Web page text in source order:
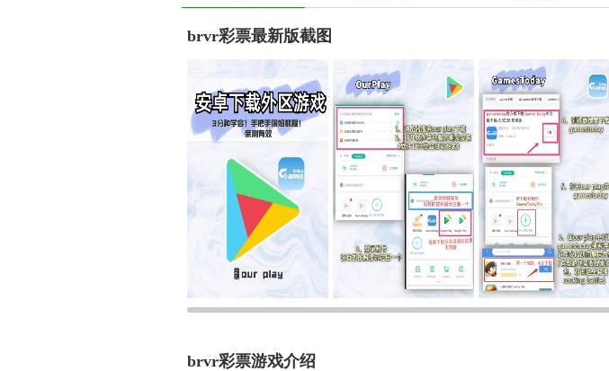
brvr彩票最新版截图
brvr彩票游戏介绍